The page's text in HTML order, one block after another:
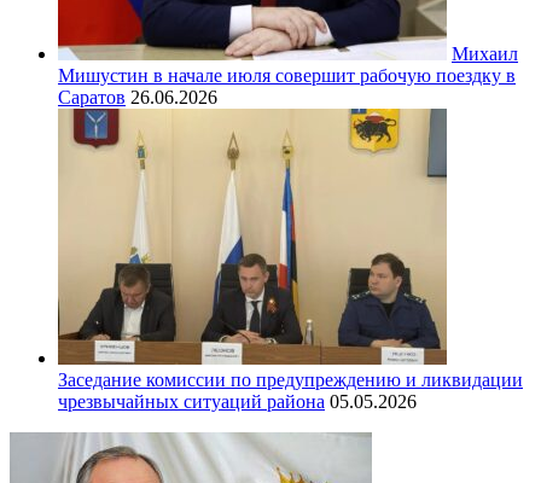
Михаил
Мишустин в начале июля совершит рабочую поездку в
Саратов 26.06.2026
Заседание комиссии по предупреждению и ликвидации
чрезвычайных ситуаций района 05.05.2026